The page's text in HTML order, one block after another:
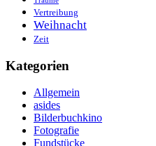
Vertreibung
Weihnacht
Zeit
Kategorien
Allgemein
asides
Bilderbuchkino
Fotografie
Fundstücke